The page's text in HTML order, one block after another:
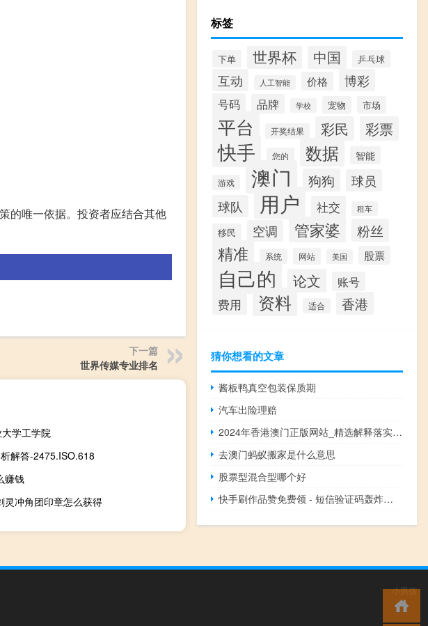
的唯一依据。投资者应结合其他
下一篇
世界传媒专业排名
学工学院
解答-2475.ISO.618
赚钱
灵冲角团印章怎么获得
标签
下单 世界杯 中国 乒乓球
互动 人工智能 价格 博彩
号码 品牌 学校 宠物 市场
平台 开奖结果 彩民 彩票
快手 您的 数据 智能
游戏 澳门 狗狗
球员
球队
用户 社交 租车
移民 空调 管家婆 粉丝
精准 系统 网站 美国 股票
自己的 论文 账号
费用 资料 适合 香港
猜你想看的文章
酱板鸭真空包装保质期
汽车出险理赔
2024年香港澳门正版网站_精选解释落实将深度解析_主页版v812.796
去澳门蚂蚁搬家是什么意思
股票型混合型哪个好
快手刷作品赞免费领 - 短信验证码轰炸卡盟免费
小男孩